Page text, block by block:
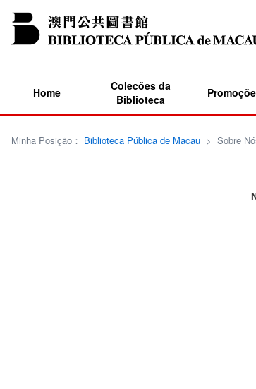
Home
Colecões da
Biblioteca
Minha Posição： Biblioteca Pública de Macau> Sobre